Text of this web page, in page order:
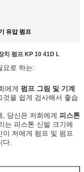
유압 펌프
치 펌프 KP 10 41D L
요로 하는:
에게 펌프 그림 및 기계
것을 쉽게 검사해서 좋습
당신은 저희에게 피스톤
는 피스톤 신발 크기에
저에게 펌프 및 펌프
.